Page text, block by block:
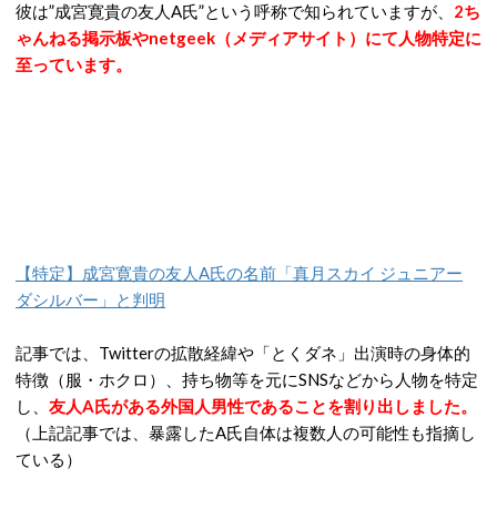
彼は”成宮寛貴の友人A氏”という呼称で知られていますが、 2ち
ゃんねる掲示板やnetgeek（メディアサイト）にて人物特定に
至っています。
【特定】成宮寛貴の友人A氏の名前「真月スカイ ジュニアー
ダシルバー」と判明
記事では、Twitterの拡散経緯や「とくダネ」出演時の身体的
特徴（服・ホクロ）、持ち物等を元にSNSなどから人物を特定
し、 友人A氏がある外国人男性であることを割り出しました。
（上記記事では、暴露したA氏自体は複数人の可能性も指摘し
ている）